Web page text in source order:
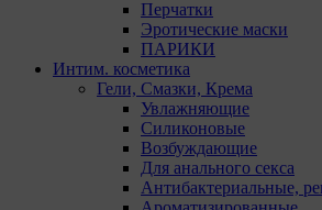
Перчатки
Эротические маски
ПАРИКИ
Интим. косметика
Гели, Смазки, Крема
Увлажняющие
Силиконовые
Возбуждающие
Для анального секса
Антибактериальные,